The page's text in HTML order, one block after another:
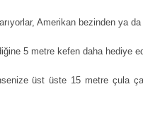
Amerikan bezinden ya
5 metre kefen daha hediye
üst üste 15 metre çula